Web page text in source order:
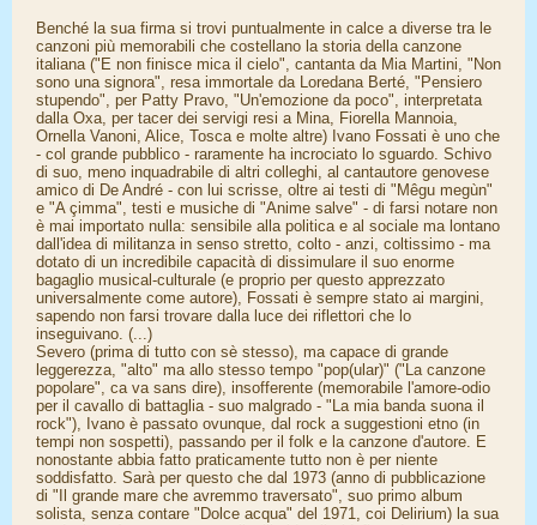
Benché la sua firma si trovi puntualmente in calce a diverse tra le
canzoni più memorabili che costellano la storia della canzone
italiana ("E non finisce mica il cielo", cantanta da Mia Martini, "Non
sono una signora", resa immortale da Loredana Berté, "Pensiero
stupendo", per Patty Pravo, "Un'emozione da poco", interpretata
dalla Oxa, per tacer dei servigi resi a Mina, Fiorella Mannoia,
Ornella Vanoni, Alice, Tosca e molte altre) Ivano Fossati è uno che
- col grande pubblico - raramente ha incrociato lo sguardo. Schivo
di suo, meno inquadrabile di altri colleghi, al cantautore genovese
amico di De André - con lui scrisse, oltre ai testi di "Mêgu megùn"
e "A çimma", testi e musiche di "Anime salve" - di farsi notare non
è mai importato nulla: sensibile alla politica e al sociale ma lontano
dall'idea di militanza in senso stretto, colto - anzi, coltissimo - ma
dotato di un incredibile capacità di dissimulare il suo enorme
bagaglio musical-culturale (e proprio per questo apprezzato
universalmente come autore), Fossati è sempre stato ai margini,
sapendo non farsi trovare dalla luce dei riflettori che lo
inseguivano. (...)
Severo (prima di tutto con sè stesso), ma capace di grande
leggerezza, "alto" ma allo stesso tempo "pop(ular)" ("La canzone
popolare", ca va sans dire), insofferente (memorabile l'amore-odio
per il cavallo di battaglia - suo malgrado - "La mia banda suona il
rock"), Ivano è passato ovunque, dal rock a suggestioni etno (in
tempi non sospetti), passando per il folk e la canzone d'autore. E
nonostante abbia fatto praticamente tutto non è per niente
soddisfatto. Sarà per questo che dal 1973 (anno di pubblicazione
di "Il grande mare che avremmo traversato", suo primo album
solista, senza contare "Dolce acqua" del 1971, coi Delirium) la sua